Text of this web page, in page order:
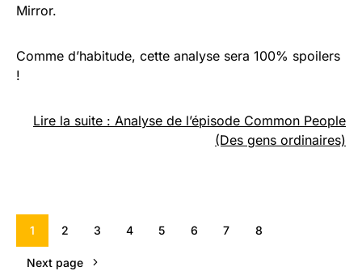
Mirror.
Comme d’habitude, cette analyse sera 100% spoilers
!
Lire la suite : Analyse de l’épisode Common People
(Des gens ordinaires)
1 2 3 4 5 6 7 8
Next page